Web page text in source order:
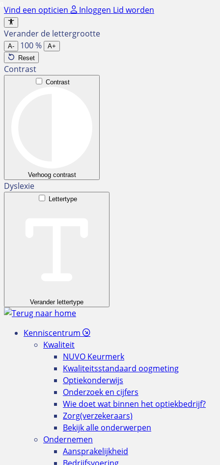
Ga
naar
de
inhoud
Vind een opticien Inloggen Lid worden
Verander de lettergrootte
A- 100%
A+
Reset
Contrast
Contrast
Verhoog contrast
Dyslexie
Lettertype
Verander lettertype
Kenniscentrum
Kwaliteit
NUVO Keurmerk
Kwaliteitsstandaard oogmeting
Optiekonderwijs
Onderzoek en cijfers
Wie doet wat binnen het optiekbedrijf?
Zorg(verzekeraars)
Bekijk alle onderwerpen
Ondernemen
Aansprakelijkheid